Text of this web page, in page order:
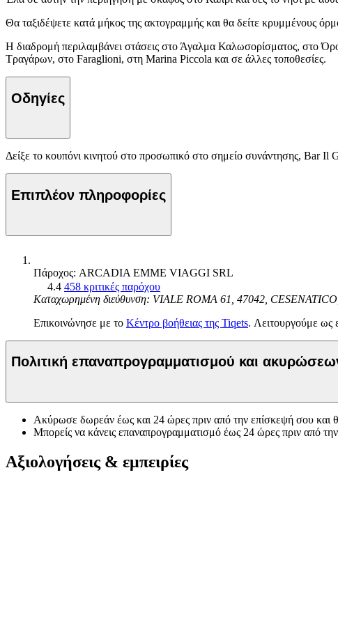
Θα ταξιδέψετε κατά μήκος της ακτογραμμής και θα δείτε κρυμμένους
Η διαδρομή περιλαμβάνει στάσεις στο Άγαλμα Καλωσορίσματος, στο
Τραγάρων, στο Faraglioni, στη Marina Piccola και σε άλλες τοποθεσίες.
Οδηγίες
Δείξε το κουπόνι κινητού στο προσωπικό στο σημείο συνάντησης, Bar Il
Επιπλέον πληροφορίες
Πάροχος: ARCADIA EMME VIAGGI SRL
4.4 458 κριτικές παρόχου
Καταχωρημένη διεύθυνση: VIALE ROMA 61, 47042,
Επικοινώνησε με το Κέντρο βοήθειας της Tiqets. Λειτουργούμε ως
Πολιτική επαναπρογραμματισμού και
Ακύρωσε δωρεάν έως και 24 ώρες πριν από την επίσκεψή σου και
Μπορείς να κάνεις επαναπρογραμματισμό έως 24 ώρες πριν από
Αξιολογήσεις & εμπειρίες